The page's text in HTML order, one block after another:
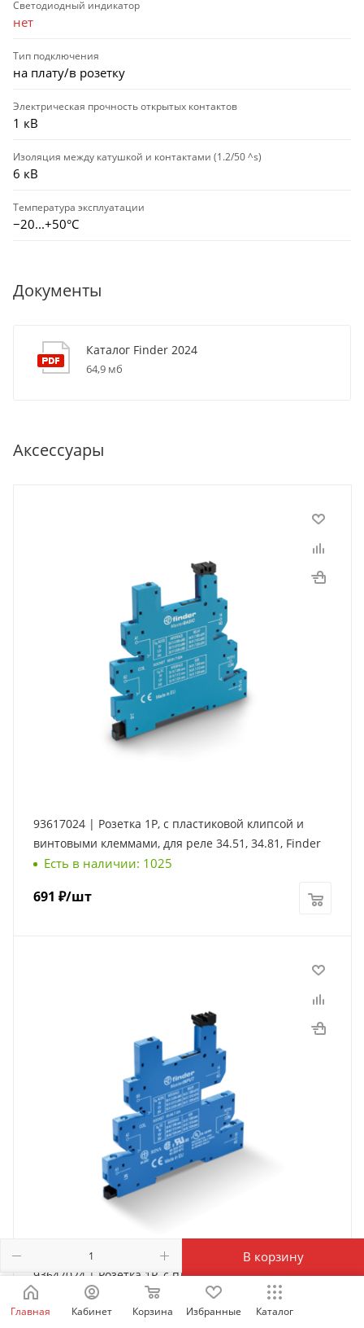
В корзину
Светодиодный индикатор
нет
Тип подключения
на плату/в розетку
Электрическая прочность открытых контактов
1 кВ
Изоляция между катушкой и контактами (1.2/50 ^s)
6 кВ
Температура эксплуатации
−20...+50°C
Документы
Каталог Finder 2024
64,9 мб
Аксессуары
93617024 | Розетка 1P, с пластиковой клипсой и
винтовыми клеммами, для реле 34.51, 34.81, Finder
Есть в наличии: 1025
691 ₽/шт
93647024 | Розетка 1P, с пластиковой клипсой и
винтовыми клеммами, для реле 34.51, 34.81, Finder
Есть в наличии: 286.9
Главная Кабинет Корзина Избранные Каталог